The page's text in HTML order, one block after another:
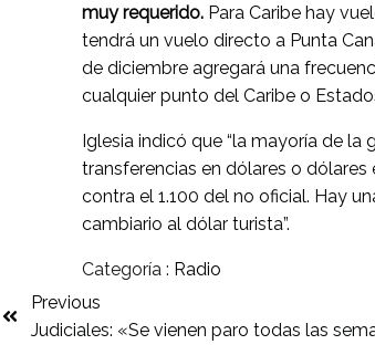
muy requerido. Para Caribe hay
tendrá un vuelo directo a Punta
de diciembre agregará una
cualquier punto del Caribe o
Iglesia indicó que “la mayoría de
transferencias en dólares o
contra el 1.100 del no oficial. Hay
cambiario al dólar turista”.
Categoría : Radio
Previous
Judiciales: «Se vienen paro todas las